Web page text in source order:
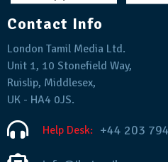
Contact Info
London Tamil Media Ltd.
Unit 1, 10 Stonefield Way,
Ruislip, Middlesex,
UK - HA4 0JS.
Help Desk: +44 203